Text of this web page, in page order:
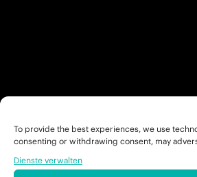
To provide the best experiences, we use
consenting or withdrawing consent, may
Dienste verwalten